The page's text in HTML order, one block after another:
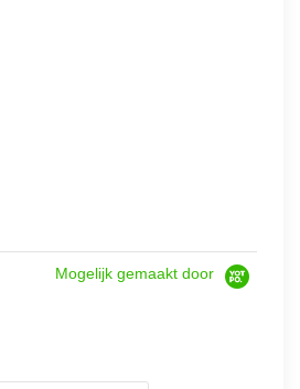
Mogelijk gemaakt door